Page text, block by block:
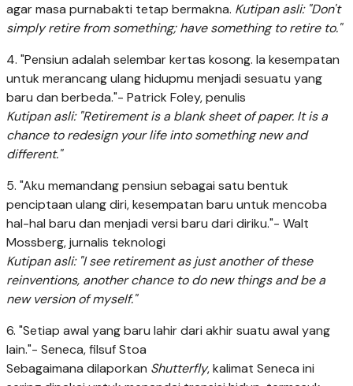
agar masa purnabakti tetap bermakna. Kutipan asli: "Don't
simply retire from something; have something to retire to."
4. "Pensiun adalah selembar kertas kosong. Ia kesempatan
untuk merancang ulang hidupmu menjadi sesuatu yang
baru dan berbeda."- Patrick Foley, penulis
Kutipan asli: "Retirement is a blank sheet of paper. It is a
chance to redesign your life into something new and
different."
5. "Aku memandang pensiun sebagai satu bentuk
penciptaan ulang diri, kesempatan baru untuk mencoba
hal-hal baru dan menjadi versi baru dari diriku."- Walt
Mossberg, jurnalis teknologi
Kutipan asli: "I see retirement as just another of these
reinventions, another chance to do new things and be a
new version of myself."
6. "Setiap awal yang baru lahir dari akhir suatu awal yang
lain."- Seneca, filsuf Stoa
Sebagaimana dilaporkan Shutterfly, kalimat Seneca ini